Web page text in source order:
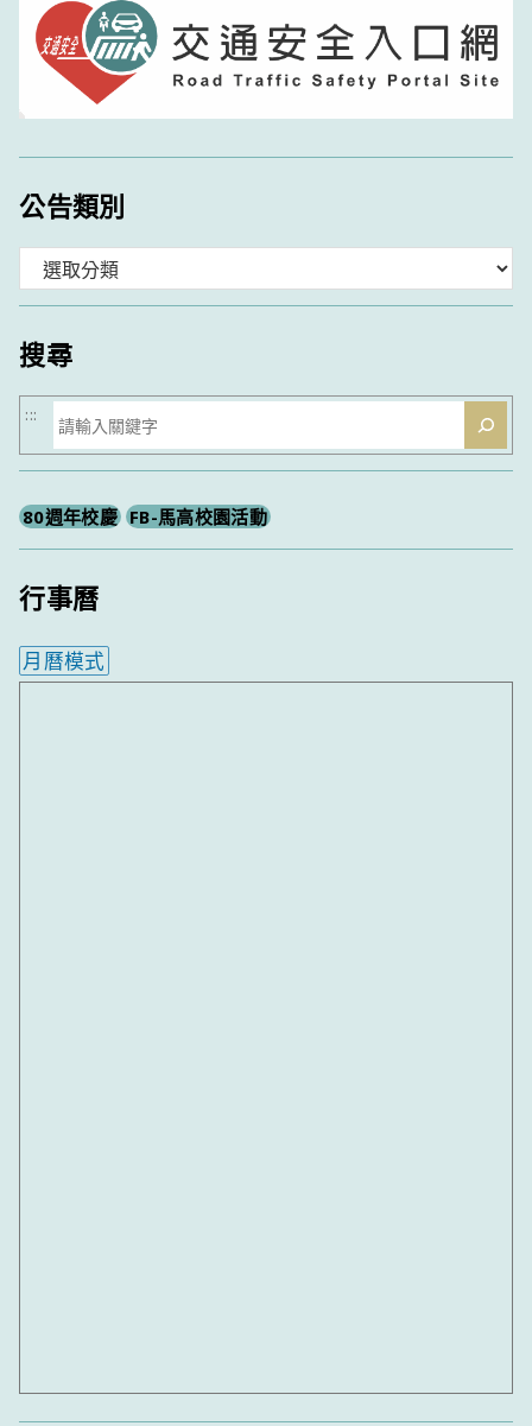
公告類別
類
搜尋
搜
尋
:::
80週年校慶 FB-馬高校園活動
行事曆
月曆模式